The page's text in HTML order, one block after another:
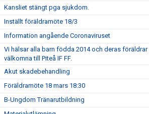
Kansliet stängt pga sjukdom.
Inställt föräldramöte 18/3
Information angående Coronaviruset
Vi hälsar alla barn födda 2014 och deras föräldrar
välkomna till Piteå IF FF.
Akut skadebehandling
Föräldramöte 18 mars 18:30
B-Ungdom Tränarutbildning